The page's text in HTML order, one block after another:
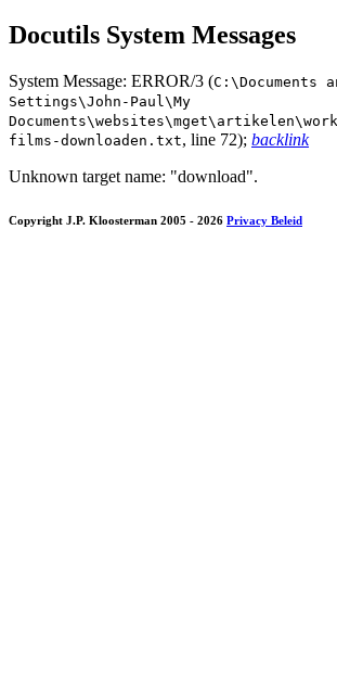
Docutils System Messages
System Message: ERROR/3 (C:\Documents
Settings\John-Paul\My
films-downloaden.txt, line 72); backlink
Unknown target name: "download".
Copyright J.P. Kloosterman 2005 - 2026 Privacy Beleid